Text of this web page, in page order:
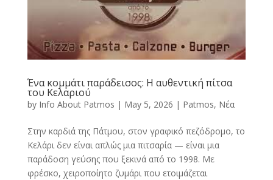
Ένα κομμάτι παράδεισος: Η αυθεντική πίτσα
του Κελαριού
by Info About Patmos | May 5, 2026 | Patmos, Νέα
Στην καρδιά της Πάτμου, στον γραφικό πεζόδρομο, το
Κελάρι δεν είναι απλώς μια πιτσαρία — είναι μια
παράδοση γεύσης που ξεκινά από το 1998. Με
φρέσκο, χειροποίητο ζυμάρι που ετοιμάζεται